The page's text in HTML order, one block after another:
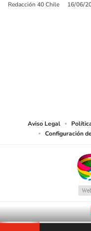
Redacción 40 Chile 16/06/
Aviso Legal
Configuración